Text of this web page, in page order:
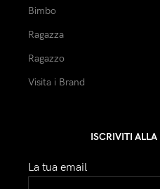
Bimbo
Ragazza
Ragazzo
Visita i Brand
ISCRIVITI
La tua email